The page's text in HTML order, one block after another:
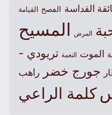
القداسة الفصح القيامة
المرض المسيح
النعمة تريودي -
جورج خضر راهب
كلمة الراعي